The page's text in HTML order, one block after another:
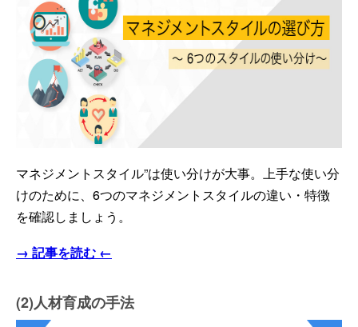
マネジメントスタイル”は使い分けが大事。上手な使い分
けのために、6つのマネジメントスタイルの違い・特徴
を確認しましょう。
→ 記事を読む ←
(2)人材育成の手法